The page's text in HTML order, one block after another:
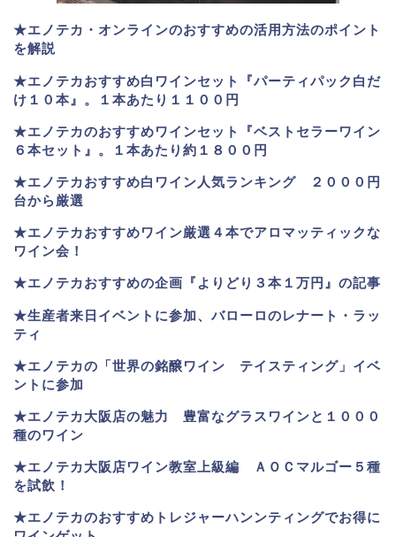
★エノテカ・オンラインのおすすめの活用方法のポイント
を解説
★エノテカおすすめ白ワインセット『パーティパック白だ
け１０本』。１本あたり１１００円
★エノテカのおすすめワインセット『ベストセラーワイン
６本セット』。
１本あたり約１８００円
★エノテカおすすめ白ワイン人気ランキング ２０００円
台から厳選
★エノテカおすすめワイン厳選４本でアロマッティックな
ワイン会！
★エノテカおすすめの企画『よりどり３本１万円』の記事
★生産者来日イベントに参加、バローロのレナート・ラッ
ティ
★エノテカの「世界の銘醸ワイン テイスティング」イベ
ントに参加
★エノテカ大阪店の魅力 豊富なグラスワインと１０００
種のワイン
★エノテカ大阪店ワイン教室上級編 ＡＯＣマルゴー５種
を試飲！
★エノテカのおすすめトレジャーハンンティングでお得に